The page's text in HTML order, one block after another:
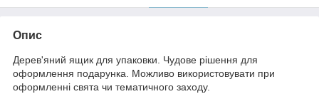
Опис
Дерев'яний ящик для упаковки. Чудове рішення для
оформлення подарунка. Можливо використовувати при
оформленні свята чи тематичного заходу.